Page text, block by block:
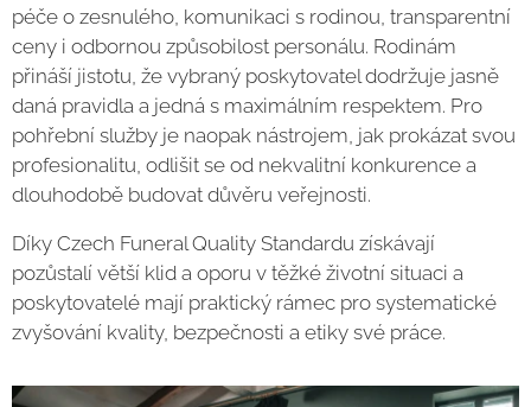
péče o zesnulého, komunikaci s rodinou, transparentní
ceny i odbornou způsobilost personálu. Rodinám
přináší jistotu, že vybraný poskytovatel dodržuje jasně
daná pravidla a jedná s maximálním respektem. Pro
pohřební služby je naopak nástrojem, jak prokázat svou
profesionalitu, odlišit se od nekvalitní konkurence a
dlouhodobě budovat důvěru veřejnosti.
Díky Czech Funeral Quality Standardu získávají
pozůstalí větší klid a oporu v těžké životní situaci a
poskytovatelé mají praktický rámec pro systematické
zvyšování kvality, bezpečnosti a etiky své práce.